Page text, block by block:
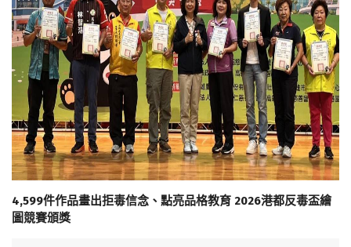
4,599件作品畫出拒毒信念、點亮品格教育 2026港都反毒盃繪
圖競賽頒獎